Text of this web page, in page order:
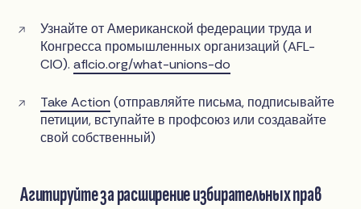
Узнайте от Американской федерации труда и
Конгресса промышленных организаций (AFL-
CIO).aflcio.org/what-unions-do
Take Action (отправляйте письма, подписывайте
петиции, вступайте в профсоюз или создавайте
свой собственный)
Агитируйте за расширение избирательных прав